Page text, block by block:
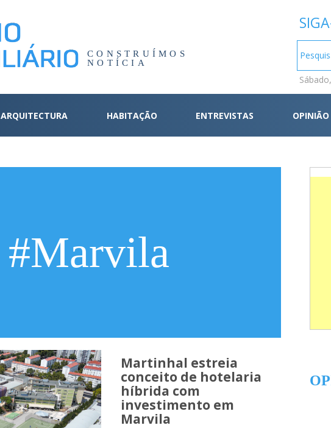
CONSTRUÍMOS
NOTÍCIA
ARQUITECTURA HABITAÇÃO ENTREVISTAS OPINIÃO
#Marvila
Martinhal estreia
conceito de hotelaria
híbrida com
investimento em
Marvila